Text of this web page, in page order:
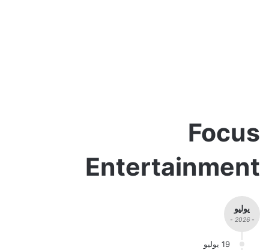
Focus
Entertainment
يوليو
- 2026 -
19 يوليو